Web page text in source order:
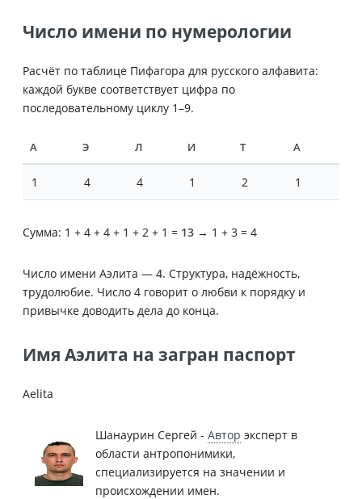
Число имени по нумерологии
Расчёт по таблице Пифагора для русского алфавита:
каждой букве соответствует цифра по
последовательному циклу 1–9.
А Э Л И Т А
1 4 4 1 2 1
Сумма: 1 + 4 + 4 + 1 + 2 + 1 = 13 → 1 + 3 = 4
Число имени Аэлита — 4. Структура, надёжность,
трудолюбие. Число 4 говорит о любви к порядку и
привычке доводить дела до конца.
Имя Аэлита на загран паспорт
Aelita
Шанаурин Сергей - Автор эксперт в
области антропонимики,
специализируется на значении и
происхождении имен.